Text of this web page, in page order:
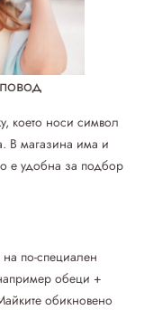
което носи символ
В магазина има и
е удобна за подбор
по-специален
обеци +
обикновено